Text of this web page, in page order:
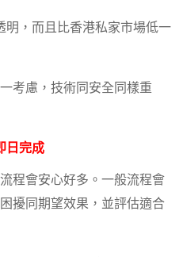
，而且比香港私家市場低一
考慮，技術同安全同樣重
日完成
程會安心好多。一般流程會
擾同期望效果，並評估適合